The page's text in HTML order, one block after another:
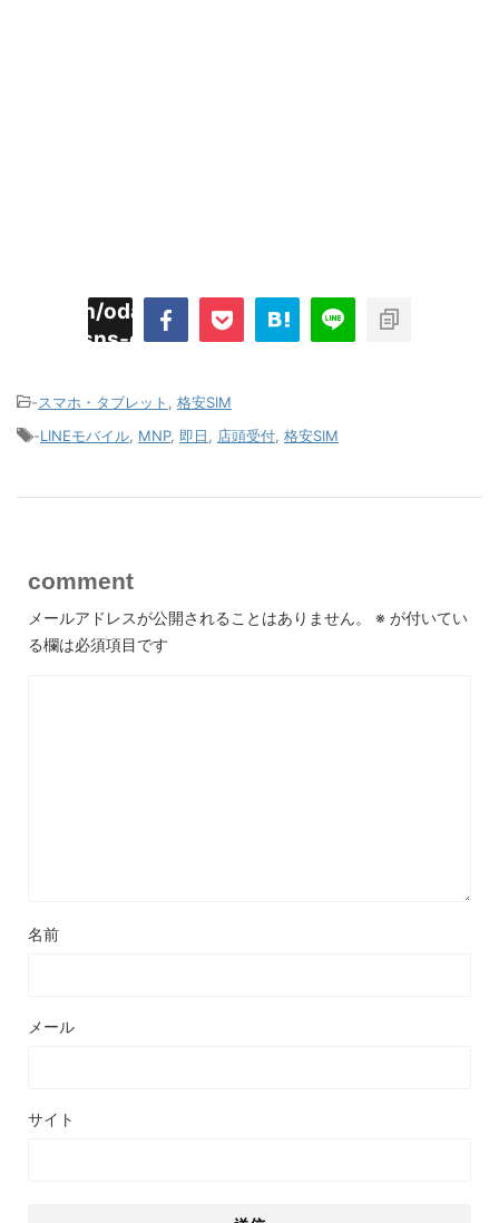
odaiji.com/public_html/blog/wp-
sns-count-cache/sns-count-
-スマホ・タブレット
格安SIM
-LINEモバイル MNP, 即日 店頭受付 格安SIM
comment
メールアドレスが公開されることはありません。 ※ が付いてい
る欄は必須項目です
名前
メール
サイト